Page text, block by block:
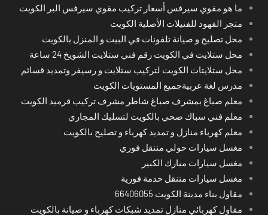
ما هو مقوي سيرفس أسعار تركيب مقوي سيرفس البر الكويت
متجر الفهود للفنيلات الأصلية الكويت
محل تصليح و صيانة تلفونات في البيت و المنزل بالكويت
محل ستلايت في الكويت رقم فني ستلايت الشويخ 24 ساعة
محل ستلايتات الكويت لتركيب ستلايت و رسيفر وتمديد قسائم
مدرس لغة عربيةجميع المستويات الكويت
معلم صباغ بمشرف صباغ شاطر مشرف تركيب قرميد الكويت
معلم فني سباك صحي بالكويت لتسليك المجاري
معلم كهرباء منازل و تمديد كهرباء و تصليح بالكويت
مغسل سيارات حولي متنقل فوري
مغسل سيارات مبارك الكبير
مغسل سيارات متنقل خدمة فورية
مقاول بناء مدينة الكويت 66406055
مقاول كهربائي منازل تمديد شبكات كهرباء و صيانة بالكويت